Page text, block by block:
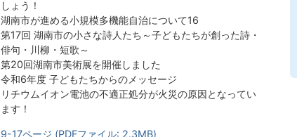
しょう！
湖南市が進める小規模多機能自治について16
第17回 湖南市の小さな詩人たち～子どもたちが創った詩・
俳句・川柳・短歌～
第20回湖南市美術展を開催しました
令和6年度 子どもたちからのメッセージ
リチウムイオン電池の不適正処分が火災の原因となってい
ます！
9-17ページ (PDFファイル: 2.3MB)